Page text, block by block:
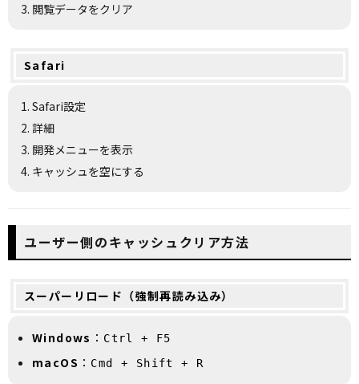
閲覧データをクリア
Safari
Safari設定
詳細
開発メニューを表示
キャッシュを空にする
ユーザー側のキャッシュクリア方法
スーパーリロード（強制再読み込み）
Windows ： Ctrl + F5
macOS ： Cmd + Shift + R